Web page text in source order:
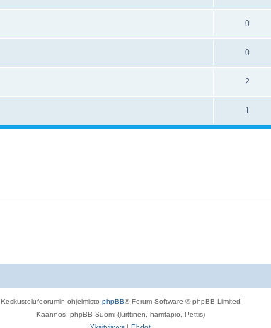
0
0
2
1
Keskustelufoorumin ohjelmisto phpBB® Forum Software © phpBB Limited
Käännös: phpBB Suomi (lurttinen, harritapio, Pettis)